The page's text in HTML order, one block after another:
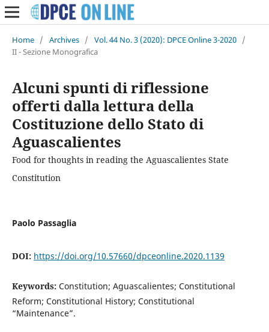
Home / Archives / Vol. 44 No. 3 (2020): DPCE Online 3-2020 /
II - Sezione Monografica
Alcuni spunti di riflessione
offerti dalla lettura della
Costituzione dello Stato di
Aguascalientes
Food for thoughts in reading the Aguascalientes State
Constitution
Paolo Passaglia
DOI: https://doi.org/10.57660/dpceonline.2020.1139
Keywords: Constitution; Aguascalientes; Constitutional
Reform; Constitutional History; Constitutional
“Maintenance”.